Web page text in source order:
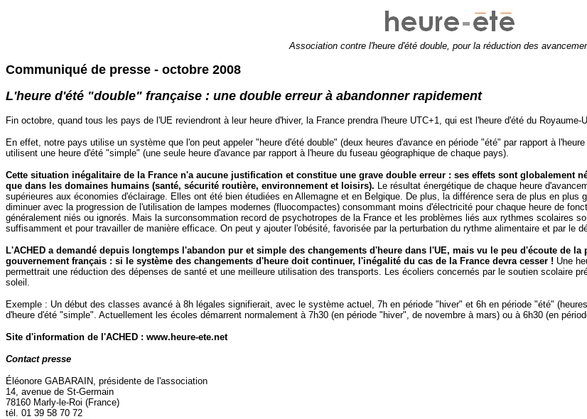
Association contre l'heure d'été double, pour la réduction des
Communiqué de presse - octobre 2008
L'heure d'été "double" française : une double erreur à abandonner rapidement
Fin octobre, quand tous les pays de l'UE reviendront à leur heure d'hiver, la France prendra l'heure UTC+1, qui est l'heure d'été du
En effet, notre pays utilise un système que l'on peut appeler "heure d'été double" (deux heures d'avance en période "été" par rapport à
utilisent une heure d'été "simple" (une seule heure d'avance par rapport à l'heure du fuseau géographique de chaque pays).
Cette situation inégalitaire de la France n'a aucune justification et constitue une grave double erreur : ses effets sont globalement
que dans les domaines humains (santé, sécurité routière, environnement et loisirs). Le résultat énergétique de chaque heure
supérieures aux économies d'éclairage. Elles ont été bien étudiées en Allemagne et en Belgique. De plus, la différence sera de plus en
diminuer avec la progression de l'utilisation de lampes modernes (fluocompactes) consommant moins d'électricité pour chaque heure de
généralement niés ou ignorés. Mais la surconsommation record de psychotropes de la France et les problèmes liés aux rythmes scolaires
suffisamment et pour travailler de manière efficace. On peut y ajouter l'obésité, favorisée par la perturbation du rythme alimentaire et par le
L'ACHED a demandé depuis longtemps l'abandon pur et simple des changements d'heure dans l'UE, mais vu le peu d'écoute de
gouvernement français : si le système des changements d'heure doit continuer, l'inégalité du cas de la France devra cesser ! Une
permettrait une réduction des dépenses de santé et une meilleure utilisation des transports. Les écoliers concernés par le soutien scolaire
soleil.
Exemple : Un début des classes avancé à 8h légales signifierait, avec le système actuel, 7h en période "hiver" et 6h en période "été"
d'heure d'été "simple". Actuellement les écoles démarrent normalement à 7h30 (en période "hiver", de novembre à mars) ou à 6h30 (en
Site d'information de l'ACHED : www.heure-ete.net
Contact presse
Éléonore GABARAIN, présidente de l'association
14, avenue de St-Germain
78160 Marly-le-Roi (France)
tél. 01 39 58 70 72